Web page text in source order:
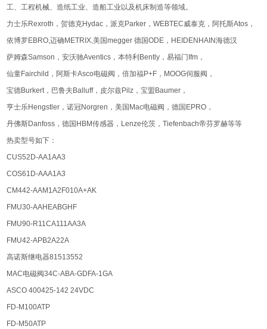
工、工程机械、造纸工业、造船工业以及机床制造等领域。
力士乐Rexroth，贺德克Hydac，派克Parker，WEBTEC威泰克，阿托斯Atos，
依博罗EBRO,迈确METRIX,美国megger 德国ODE，HEIDENHAIN海德汉
萨姆森Samson，安沃驰Aventics，本特利Bently，易福门Ifm，
仙童Fairchild，阿斯卡Asco电磁阀，倍加福P+F，MOOG伺服阀，
宝德Burkert，巴鲁夫Balluff，皮尔兹Pilz，宝盟Baumer，
亨士乐Hengstler，诺冠Norgren，美国Mac电磁阀，德国EPRO，
丹佛斯Danfoss，德国HBM传感器，Lenze伦茨，Tiefenbach帝芬罗赫等等
热卖型号如下：
CUS52D-AA1AA3
COS61D-AAA1A3
CM442-AAM1A2F010A+AK
FMU30-AAHEABGHF
FMU90-R11CA111AA3A
FMU42-APB2A22A
高诺斯继电器81513552
MAC电磁阀34C-ABA-GDFA-1GA
ASCO 400425-142 24VDC
FD-M100ATP
FD-M50ATP